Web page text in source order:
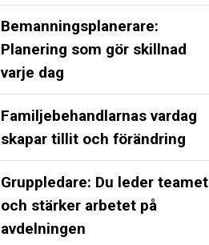
Bemanningsplanerare:
Planering som gör skillnad
varje dag
Familjebehandlarnas vardag
skapar tillit och förändring
Gruppledare: Du leder teamet
och stärker arbetet på
avdelningen